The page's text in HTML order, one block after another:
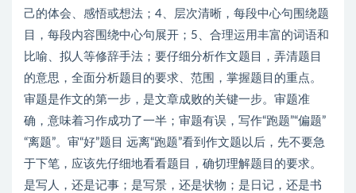
己的体会、感悟或想法；4、层次清晰，每段中心句围绕题
目，每段内容围绕中心句展开；5、合理运用丰富的词语和
比喻、拟人等修辞手法；要仔细分析作文题目，弄清题目
的意思，全面分析题目的要求、范围，掌握题目的重点。
审题是作文的第一步，是文章成败的关键一步。审题准
确，意味着习作成功了一半；审题有误，写作“跑题”“偏题”
“离题”。审“好”题目 远离“跑题”看到作文题以后，先不要急
于下笔，应该先仔细地看看题目，确切理解题目的要求。
是写人，还是记事；是写景，还是状物；是日记，还是书